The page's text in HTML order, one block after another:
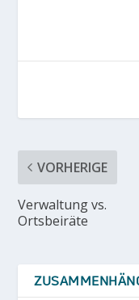
VORHERIGE
Verwaltung vs.
Ortsbeiräte